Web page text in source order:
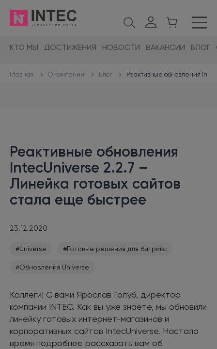
КТО МЫ ДОСТИЖЕНИЯ НОВОСТИ ВАКАНСИИ БЛОГ
Главная О компании Блог Реактивные обновления
Реактивные обновления
IntecUniverse 2.2.7 –
Линейка готовых сайтов
стала еще быстрее
23.12.2020
#Universe #Готовые решения для битрикс
#Обновления Universe
Коллеги! С вами Ярослав Голуб, директор
компании INTEC. Как вы уже знаете, мы обновили
линейку готовых интернет-магазинов и
корпоративных сайтов IntecUniverse. Настало
время подробнее рассказать вам об